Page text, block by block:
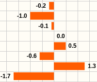
-0.2
-1.0
-0.1
0.0
0.5
-0.6
1.3
-1.7